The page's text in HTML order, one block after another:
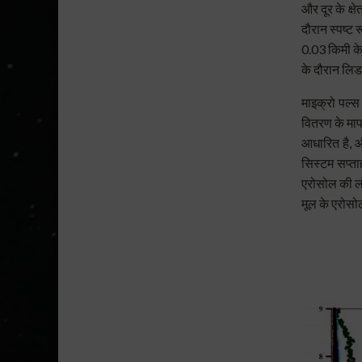
और दूर के
दौरान
0.03 किमी
के दौरान
माइक्रो
वितरण के
आधारित है,
सिस्टम
एरोसोल की
मूल के